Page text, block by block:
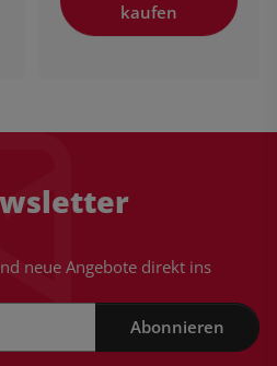
kaufen
neue Angebote direkt ins
Abonnieren